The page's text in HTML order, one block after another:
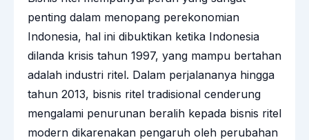
penting dalam menopang perekonomian
Indonesia, hal ini dibuktikan ketika Indonesia
dilanda krisis tahun 1997, yang mampu bertahan
adalah industri ritel. Dalam perjalananya hingga
tahun 2013, bisnis ritel tradisional cenderung
mengalami penurunan beralih kepada bisnis ritel
modern dikarenakan pengaruh oleh perubahan